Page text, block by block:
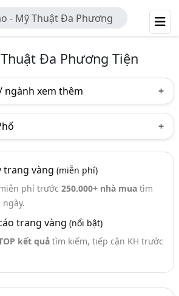
- Mỹ Thuật Đa Phương
Đa Phương Tiện
ngành xem thêm
Ty Đào Tạo (856)
trang vàng (miễn phí)
phí trước 250.000+ nhà muatìm
ngày.
trang vàng (nổi bật)
kết quảtìm kiếm, tiếp cận KH trước